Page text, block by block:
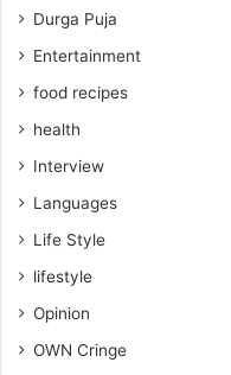
Durga Puja
Entertainment
food recipes
health
Interview
Languages
Life Style
lifestyle
Opinion
OWN Cringe